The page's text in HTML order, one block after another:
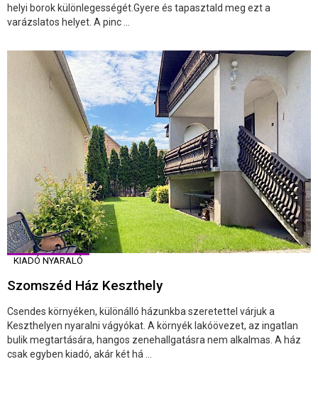
helyi borok különlegességét.Gyere és tapasztald meg ezt a
varázslatos helyet. A pinc ...
KIADÓ NYARALÓ
Szomszéd Ház Keszthely
Csendes környéken, különálló házunkba szeretettel várjuk a
Keszthelyen nyaralni vágyókat. A környék lakóövezet, az ingatlan
bulik megtartására, hangos zenehallgatásra nem alkalmas. A ház
csak egyben kiadó, akár két há ...